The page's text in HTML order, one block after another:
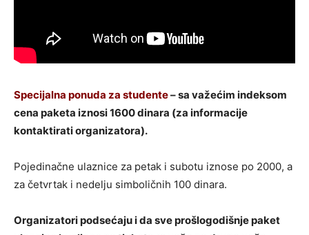
Specijalna ponuda za studente– sa važećim indeksom
cena paketa iznosi 1600 dinara (za informacije
kontaktirati organizatora).
Pojedinačne ulaznice za petak i subotu iznose po 2000, a
za četvrtak i nedelju simboličnih 100 dinara.
Organizatori podsećaju i da sve prošlogodišnje paket